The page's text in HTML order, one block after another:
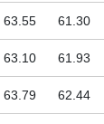
63.55 61.30
63.10 61.93
63.79 62.44